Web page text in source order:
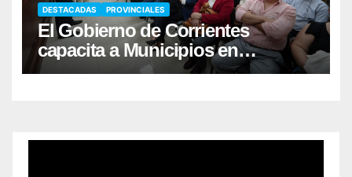
DESTACADAS PROVINCIALES
El Gobierno de Corrientes
capacita a Municipios en
Responsabilidad Fiscal